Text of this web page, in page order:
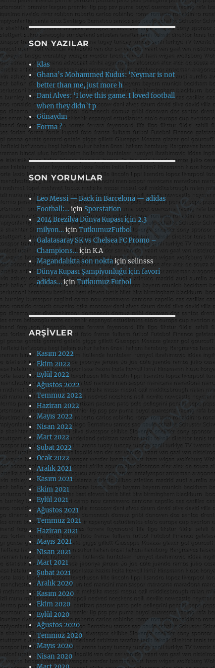
SON YAZILAR
Klas
Ghana’s Mohammed Kudus: ‘Neymar is not
better than me, just more h
Dani Alves: ‘I love this game. I loved football
when they didn’t p
Günaydın
Forma ?
SON YORUMLAR
Leo Messi — Back in Barcelona — adidas
Football:…içinSporstation
2014 Brezilya Dünya Kupası için 2.3
milyon…içinTutkumuzFutbol
Galatasaray SK vs Chelsea FC Promo –
Champions…içinK.A
Magandalıkta son noktaiçinselinsss
Dünya Kupası Şampiyonluğu için favori
adidas…içinTutkumuz Futbol
ARŞIVLER
Kasım 2022
Ekim 2022
Eylül 2022
Ağustos 2022
Temmuz 2022
Haziran 2022
Mayıs 2022
Nisan 2022
Mart 2022
Şubat 2022
Ocak 2022
Aralık 2021
Kasım 2021
Ekim 2021
Eylül 2021
Ağustos 2021
Temmuz 2021
Haziran 2021
Mayıs 2021
Nisan 2021
Mart 2021
Şubat 2021
Aralık 2020
Kasım 2020
Ekim 2020
Eylül 2020
Ağustos 2020
Temmuz 2020
Mayıs 2020
Nisan 2020